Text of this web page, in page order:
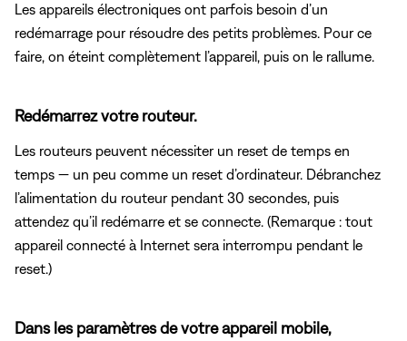
Les appareils électroniques ont parfois besoin d’un
redémarrage pour résoudre des petits problèmes. Pour ce
faire, on éteint complètement l’appareil, puis on le rallume.
Redémarrez votre routeur.
Les routeurs peuvent nécessiter un reset de temps en
temps — un peu comme un reset d’ordinateur. Débranchez
l’alimentation du routeur pendant 30 secondes, puis
attendez qu’il redémarre et se connecte. (Remarque : tout
appareil connecté à Internet sera interrompu pendant le
reset.)
Dans les paramètres de votre appareil mobile,